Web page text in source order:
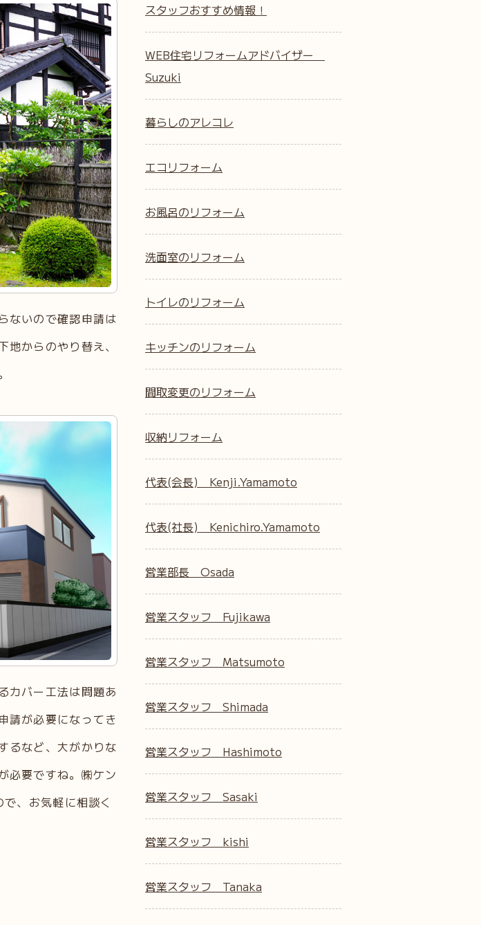
ないので確認申請は
からのやり替え、
カバー工法は問題あ
請が必要になってき
るなど、大がかりな
必要ですね。㈱ケン
、お気軽に相談く
スタッフおすすめ情報！
WEB住宅リフォームアドバイザー
Suzuki
暮らしのアレコレ
エコリフォーム
お風呂のリフォーム
洗面室のリフォーム
トイレのリフォーム
キッチンのリフォーム
間取変更のリフォーム
収納リフォーム
代表(会長) Kenji.Yamamoto
代表(社長) Kenichiro.Yamamoto
営業部長 Osada
営業スタッフ Fujikawa
営業スタッフ Matsumoto
営業スタッフ Shimada
営業スタッフ Hashimoto
営業スタッフ Sasaki
営業スタッフ kishi
営業スタッフ Tanaka